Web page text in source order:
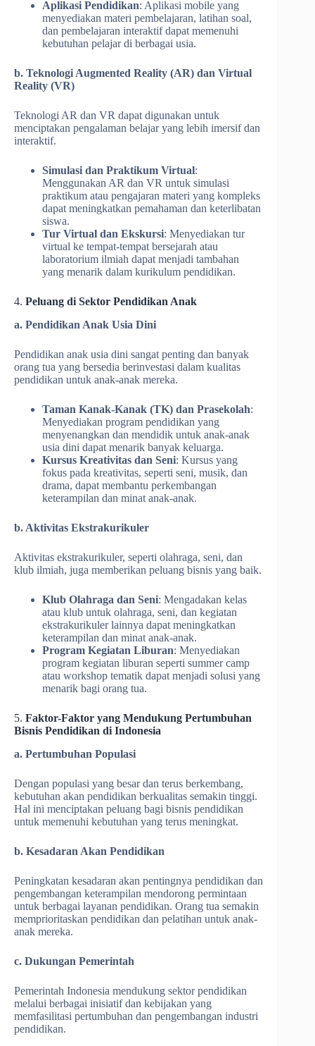
Aplikasi Pendidikan: Aplikasi mobile yang
menyediakan materi pembelajaran, latihan soal,
dan pembelajaran interaktif dapat memenuhi
kebutuhan pelajar di berbagai usia.
b. Teknologi Augmented Reality (AR) dan Virtual
Reality (VR)
Teknologi AR dan VR dapat digunakan untuk
menciptakan pengalaman belajar yang lebih imersif dan
interaktif.
Simulasi dan Praktikum Virtual:
Menggunakan AR dan VR untuk simulasi
praktikum atau pengajaran materi yang kompleks
dapat meningkatkan pemahaman dan keterlibatan
siswa.
Tur Virtual dan Ekskursi: Menyediakan tur
virtual ke tempat-tempat bersejarah atau
laboratorium ilmiah dapat menjadi tambahan
yang menarik dalam kurikulum pendidikan.
4. Peluang di Sektor Pendidikan Anak
a. Pendidikan Anak Usia Dini
Pendidikan anak usia dini sangat penting dan banyak
orang tua yang bersedia berinvestasi dalam kualitas
pendidikan untuk anak-anak mereka.
Taman Kanak-Kanak (TK) dan Prasekolah:
Menyediakan program pendidikan yang
menyenangkan dan mendidik untuk anak-anak
usia dini dapat menarik banyak keluarga.
Kursus Kreativitas dan Seni: Kursus yang
fokus pada kreativitas, seperti seni, musik, dan
drama, dapat membantu perkembangan
keterampilan dan minat anak-anak.
b. Aktivitas Ekstrakurikuler
Aktivitas ekstrakurikuler, seperti olahraga, seni, dan
klub ilmiah, juga memberikan peluang bisnis yang baik.
Klub Olahraga dan Seni: Mengadakan kelas
atau klub untuk olahraga, seni, dan kegiatan
ekstrakurikuler lainnya dapat meningkatkan
keterampilan dan minat anak-anak.
Program Kegiatan Liburan: Menyediakan
program kegiatan liburan seperti summer camp
atau workshop tematik dapat menjadi solusi yang
menarik bagi orang tua.
5. Faktor-Faktor yang Mendukung Pertumbuhan
Bisnis Pendidikan di Indonesia
a. Pertumbuhan Populasi
Dengan populasi yang besar dan terus berkembang,
kebutuhan akan pendidikan berkualitas semakin tinggi.
Hal ini menciptakan peluang bagi bisnis pendidikan
untuk memenuhi kebutuhan yang terus meningkat.
b. Kesadaran Akan Pendidikan
Peningkatan kesadaran akan pentingnya pendidikan dan
pengembangan keterampilan mendorong permintaan
untuk berbagai layanan pendidikan. Orang tua semakin
memprioritaskan pendidikan dan pelatihan untuk anak-
anak mereka.
c. Dukungan Pemerintah
Pemerintah Indonesia mendukung sektor pendidikan
melalui berbagai inisiatif dan kebijakan yang
memfasilitasi pertumbuhan dan pengembangan industri
pendidikan.